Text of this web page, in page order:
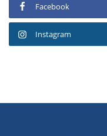
Facebook
Instagram